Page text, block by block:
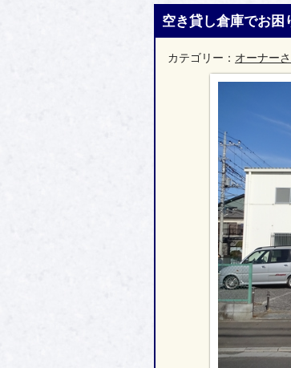
空き貸し倉庫でお困
カテゴリー： オーナー